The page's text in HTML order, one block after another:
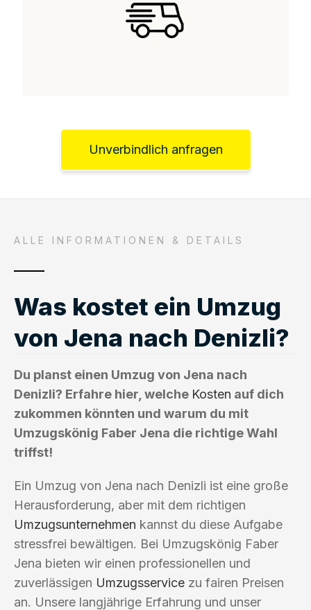
Unverbindlich anfragen
ALLE INFORMATIONEN & DETAILS
Was kostet ein Umzug
von Jena nach Denizli?
Du planst einen Umzug von Jena nach
Denizli? Erfahre hier, welche Kosten auf dich
zukommen könnten und warum du mit
Umzugskönig Faber Jena die richtige Wahl
triffst!
Ein Umzug von Jena nach Denizli ist eine große
Herausforderung, aber mit dem richtigen
Umzugsunternehmen kannst du diese Aufgabe
stressfrei bewältigen. Bei Umzugskönig Faber
Jena bieten wir einen professionellen und
zuverlässigen Umzugsservice zu fairen Preisen
an. Unsere langjährige Erfahrung und unser